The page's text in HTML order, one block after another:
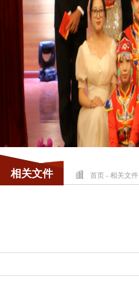
相关文件 首页 - 相关文件